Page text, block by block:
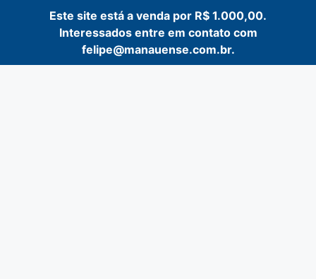
Este site está a venda por R$ 1.000,00.
Interessados entre em contato com
felipe@manauense.com.br.